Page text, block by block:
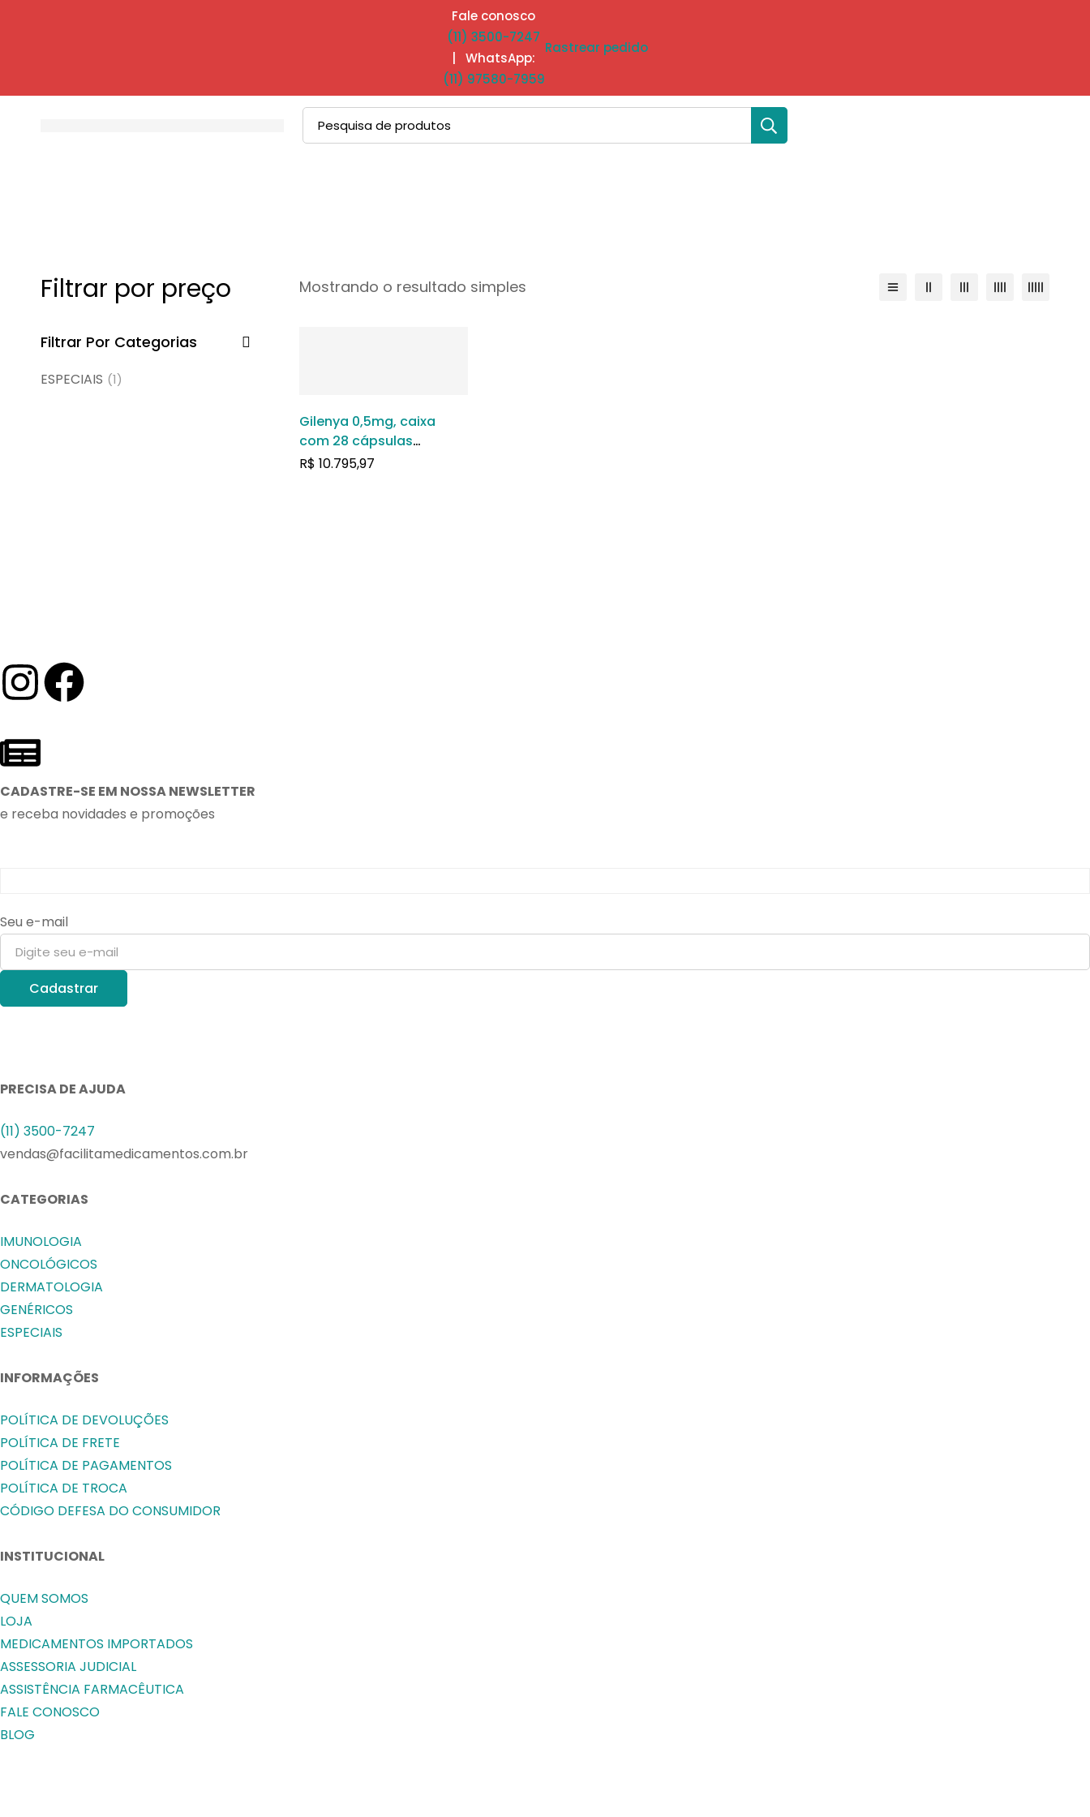
Fale conosco
(11) 3500-7247
| WhatsApp:
(11) 97580-7959
Rastrear pedido
Filtrar por preço
Filtrar Por Categorias
ESPECIAIS (1)
Mostrando o resultado simples
Gilenya 0,5mg, caixa
com 28 cápsulas
gelatinosas duras
R$ 10.795,97
CADASTRE-SE EM NOSSA NEWSLETTER
e receba novidades e promoções
Seu e-mail
PRECISA DE AJUDA
(11) 3500-7247
vendas@facilitamedicamentos.com.br
CATEGORIAS
IMUNOLOGIA
ONCOLÓGICOS
DERMATOLOGIA
GENÉRICOS
ESPECIAIS
INFORMAÇÕES
POLÍTICA DE DEVOLUÇÕES
POLÍTICA DE FRETE
POLÍTICA DE PAGAMENTOS
POLÍTICA DE TROCA
CÓDIGO DEFESA DO CONSUMIDOR
INSTITUCIONAL
QUEM SOMOS
LOJA
MEDICAMENTOS IMPORTADOS
ASSESSORIA JUDICIAL
ASSISTÊNCIA FARMACÊUTICA
FALE CONOSCO
BLOG